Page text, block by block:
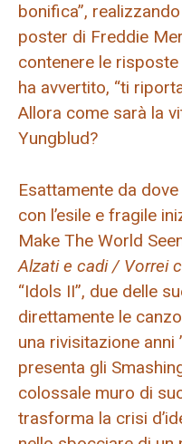
bonifica”,
poster di Freddie
contenere le risposte
ha avvertito, “ti
Allora come sarà la
Yungblud?
Esattamente da
con l’esile e fragile
Make The World
Alzati e cadi / Vorrei
“Idols II”, due delle
direttamente le
una rivisitazione anni
presenta gli
colossale muro di
trasforma la crisi